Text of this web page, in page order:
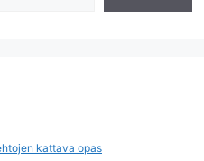
kattava opas